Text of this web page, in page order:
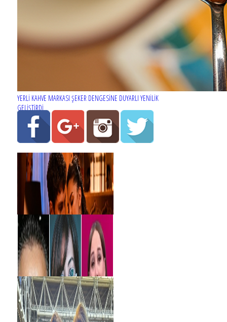
YERLİ KAHVE MARKASI ŞEKER DENGESİNE DUYARLI YENİLİK
GELİŞTİRDİ